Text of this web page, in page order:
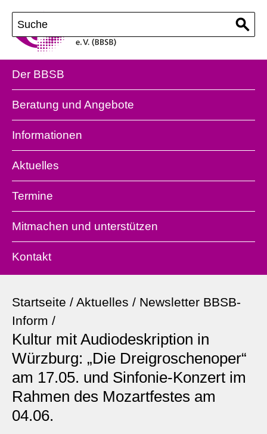
Der BBSB
Beratung und Angebote
Informationen
Aktuelles
Termine
Mitmachen und unterstützen
Kontakt
Startseite / Aktuelles / Newsletter BBSB-
Inform /
Kultur mit Audiodeskription in
Würzburg: „Die Dreigroschenoper“
am 17.05. und Sinfonie-Konzert im
Rahmen des Mozartfestes am
04.06.